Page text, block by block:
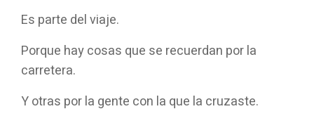
Es parte del viaje.
Porque hay cosas que se recuerdan por la
carretera.
Y otras por la gente con la que la cruzaste.